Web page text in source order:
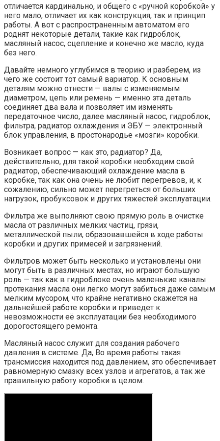
отличается кардинально, и общего с «ручной коробкой» у
него мало, отличает их как конструкция, так и принцип
работы. А вот с распространенным автоматом его
роднят некоторые детали, такие как гидроблок,
масляный насос, сцепление и конечно же масло, куда
без него.
Давайте немного углубимся в теорию и разберем, из
чего же состоит тот самый вариатор. К основным
деталям можно отнести — валы с изменяемым
диаметром, цепь или ремень — именно эта деталь
соединяет два вала и позволяет им изменять
передаточное число, далее масляный насос, гидроблок,
фильтра, радиатор охлаждения и ЭБУ — электронный
блок управления, в простонародье «мозги» коробки.
Возникает вопрос — как это, радиатор? Да,
действительно, для такой коробки необходим свой
радиатор, обеспечивающий охлаждение масла в
коробке, так как она очень не любит перегревов, и, к
сожалению, сильно может перегреться от больших
нагрузок, пробуксовок и других тяжестей эксплуатации.
Фильтра же выполняют свою прямую роль в очистке
масла от различных мелких частиц, грязи,
металлической пыли, образовавшейся в ходе работы
коробки и других примесей и загрязнений.
Фильтров может быть несколько и установлены они
могут быть в различных местах, но играют большую
роль — так как в гидроблоке очень маленькие каналы
протекания масла они легко могут забиться даже самым
мелким мусором, что крайне негативно скажется на
дальнейшей работе коробки и приведет к
невозможности её эксплуатации без необходимого
дорогостоящего ремонта.
Масляный насос служит для создания рабочего
давления в системе. Да, Во время работы такая
трансмиссия находится под давлением, это обеспечивает
равномерную смазку всех узлов и агрегатов, а так же
правильную работу коробки в целом.